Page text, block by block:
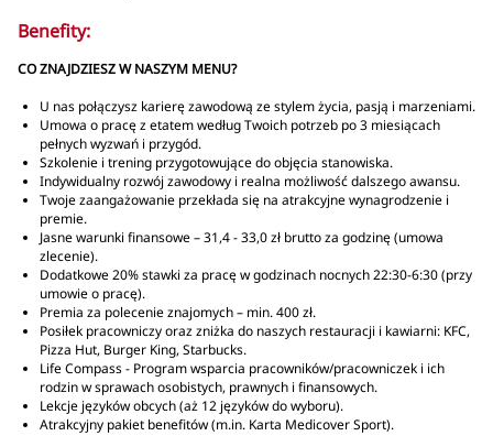
Benefity:
CO ZNAJDZIESZ W NASZYM MENU?
U nas połączysz karierę zawodową ze stylem życia, pasją i marzeniami.
Umowa o pracę z etatem według Twoich potrzeb po 3 miesiącach
pełnych wyzwań i przygód.
Szkolenie i trening przygotowujące do objęcia stanowiska.
Indywidualny rozwój zawodowy i realna możliwość dalszego awansu.
Twoje zaangażowanie przekłada się na atrakcyjne wynagrodzenie i
premie.
Jasne warunki finansowe – 31,4 - 33,0 zł brutto za godzinę (umowa
zlecenie).
Dodatkowe 20% stawki za pracę w godzinach nocnych 22:30-6:30 (przy
umowie o pracę).
Premia za polecenie znajomych – min. 400 zł.
Posiłek pracowniczy oraz zniżka do naszych restauracji i kawiarni: KFC,
Pizza Hut, Burger King, Starbucks.
Life Compass - Program wsparcia pracowników/pracowniczek i ich
rodzin w sprawach osobistych, prawnych i finansowych.
Lekcje języków obcych (aż 12 języków do wyboru).
Atrakcyjny pakiet benefitów (m.in. Karta Medicover Sport).